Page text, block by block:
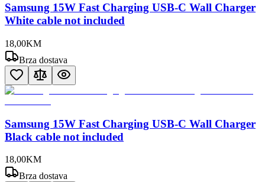
Samsung 15W Fast Charging USB-C Wall Charger
White cable not included
18,00KM
Brza dostava
Samsung 15W Fast Charging USB-C Wall Charger
Black cable not included
18,00KM
Brza dostava